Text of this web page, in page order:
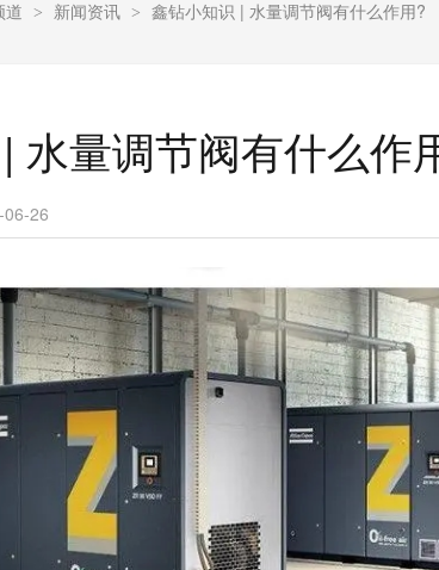
道 > 新闻资讯 > 鑫钻小知识 | 水量调节阀有什么作用?
水量调节阀有什么作
26